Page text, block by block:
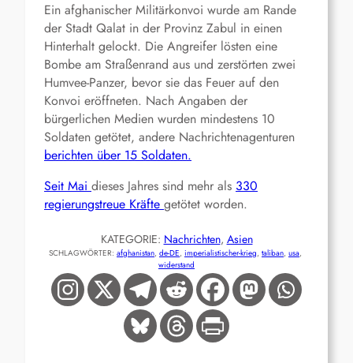
Ein afghanischer Militärkonvoi wurde am Rande
der Stadt Qalat in der Provinz Zabul in einen
Hinterhalt gelockt. Die Angreifer lösten eine
Bombe am Straßenrand aus und zerstörten zwei
Humvee-Panzer, bevor sie das Feuer auf den
Konvoi eröffneten. Nach Angaben der
bürgerlichen Medien wurden mindestens 10
Soldaten getötet, andere Nachrichtenagenturen
berichten über 15 Soldaten.
Seit Mai dieses Jahres sind mehr als 330
regierungstreue Kräfte getötet worden.
KATEGORIE: Nachrichten, Asien
SCHLAGWÖRTER: afghanistan, de-DE, imperialistischer-krieg, taliban, usa
widerstand